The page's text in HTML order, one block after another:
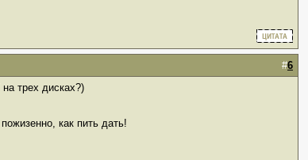
#6
трех дисках?)
как пить дать!